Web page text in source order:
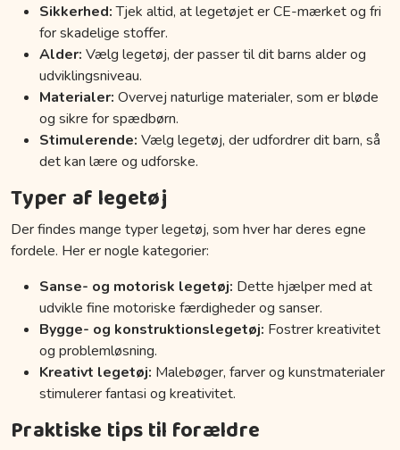
Sikkerhed:Tjek altid, at legetøjet er CE-mærket og fri
for skadelige stoffer.
Alder: Vælg legetøj, der passer til dit barns alder og
udviklingsniveau.
Materialer: Overvej naturlige materialer, som er bløde
og sikre for spædbørn.
Stimulerende: Vælg legetøj, der udfordrer dit barn, så
det kan lære og udforske.
Typer af legetøj
Der findes mange typer legetøj, som hver har deres egne
fordele. Her er nogle kategorier:
Sanse- og motorisk legetøj: Dette hjælper med at
udvikle fine motoriske færdigheder og sanser.
Bygge- og konstruktionslegetøj: Fostrer kreativitet
og problemløsning.
Kreativt legetøj: Malebøger, farver og kunstmaterialer
stimulerer fantasi og kreativitet.
Praktiske tips til forældre